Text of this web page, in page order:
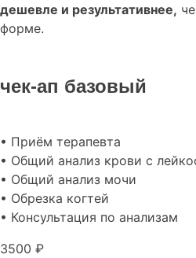
дешевле и результативнее,
форме.
чек-ап базовый
• Приём терапевта
• Общий анализ крови с
• Общий анализ мочи
• Обрезка когтей
• Консультация по анализам
3500 ₽